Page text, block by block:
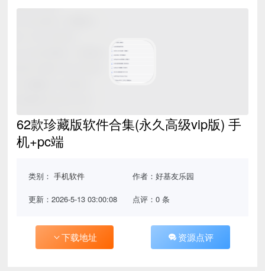
62款珍藏版软件合集(永久高级vip版) 手
机+pc端
类别：手机软件 作者：好基友乐园
更新：2026-5-13 03:00:08 点评：0 条
下载地址 资源点评